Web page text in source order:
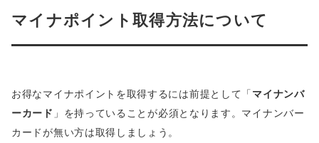
マイナポイント取得方法について
お得なマイナポイントを取得するには前提として「 マイナンバ
ーカード 」を持っていることが必須となります。マイナンバー
カードが無い方は取得しましょう。